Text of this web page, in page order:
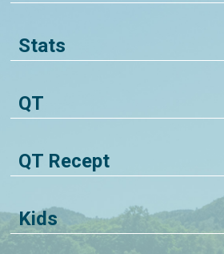
Stats
QT
QT Recept
Kids